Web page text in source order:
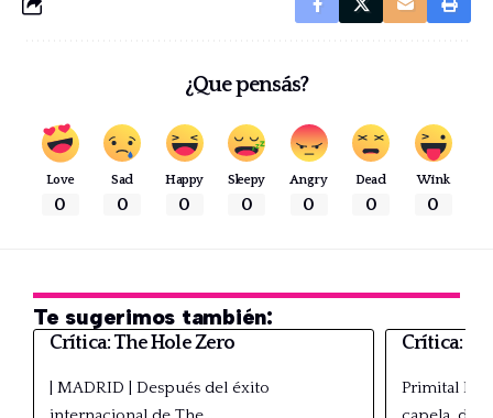
¿Que pensás?
Love
0
Sad
0
Happy
0
Sleepy
0
Angry
0
Dead
0
Wink
0
Te sugerimos también:
Crítica: The Hole Zero
| MADRID | Después del éxito
Crítica:
Primital